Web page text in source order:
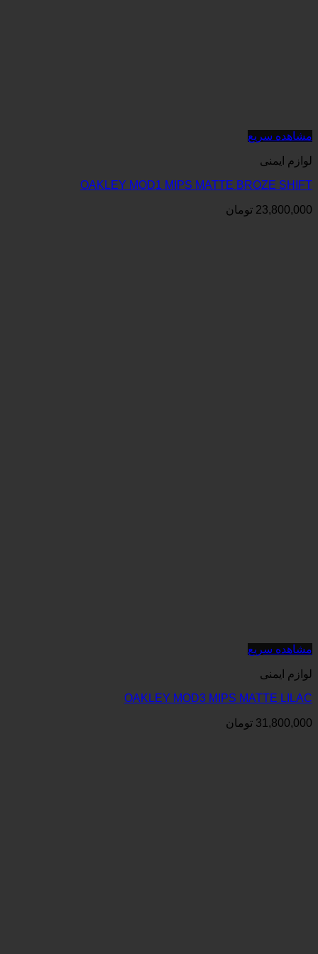
OAKLEY MOD1 MIPS MATTE
OAKLEY MOD3 MIPS